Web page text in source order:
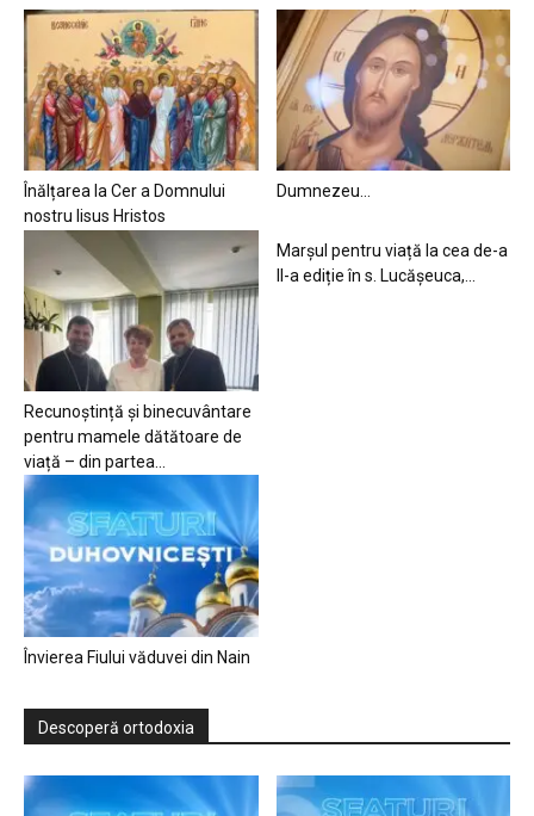
Înălțarea la Cer a Domnului
nostru Iisus Hristos
Dumnezeu…
Recunoștință și binecuvântare
pentru mamele dătătoare de
viață – din partea...
Marșul pentru viață la cea de-a
II-a ediție în s. Lucășeuca,...
Învierea Fiului văduvei din Nain
Descoperă ortodoxia